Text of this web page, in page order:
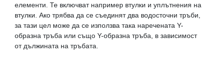
елементи. Те включват например втулки и уплътнения на
втулки. Ако трябва да се съединят два водосточни тръби,
за тази цел може да се използва така наречената Y-
образна тръба или също Y-образна тръба, в зависимост
от дължината на тръбата.